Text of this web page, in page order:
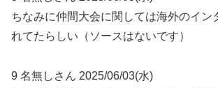
ちなみに仲間大会に関しては海外のイン
れてたらしい（ソースはないです）
9 名無しさん 2025/06/03(水)